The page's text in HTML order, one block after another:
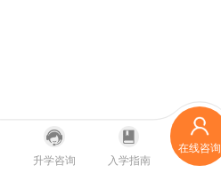
升学咨询 入学指南
在线咨询